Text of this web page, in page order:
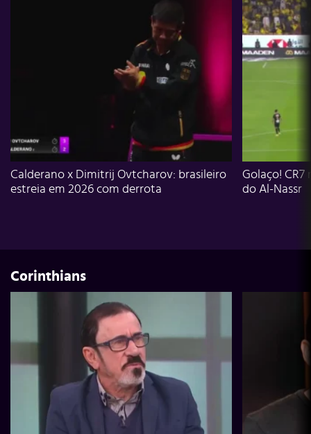
Calderano x Dimitrij Ovtcharov: brasileiro
estreia em 2026 com derrota
Golaço!
do Al-Nassr
Corinthians